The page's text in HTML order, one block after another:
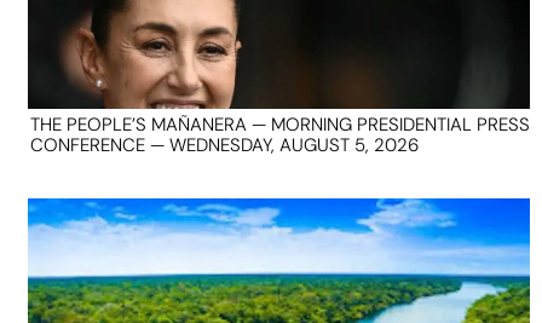
THE PEOPLE’S MAÑANERA — MORNING PRESIDENTIAL PRESS
CONFERENCE — WEDNESDAY, AUGUST 5, 2026